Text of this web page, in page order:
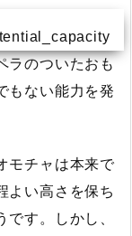
ラのついたおも
もない能力を発
モチャは本来で
よい高さを保ち
す。しかし、